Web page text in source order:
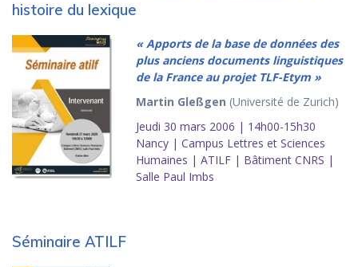
histoire du lexique
« Apports de la base de données des
plus anciens documents linguistiques
de la France au projet TLF-Etym »
Martin Gleßgen (Université de Zurich)
Jeudi 30 mars 2006 | 14h00-15h30
Nancy | Campus Lettres et Sciences
Humaines | ATILF | Bâtiment CNRS |
Salle Paul Imbs
Séminaire ATILF